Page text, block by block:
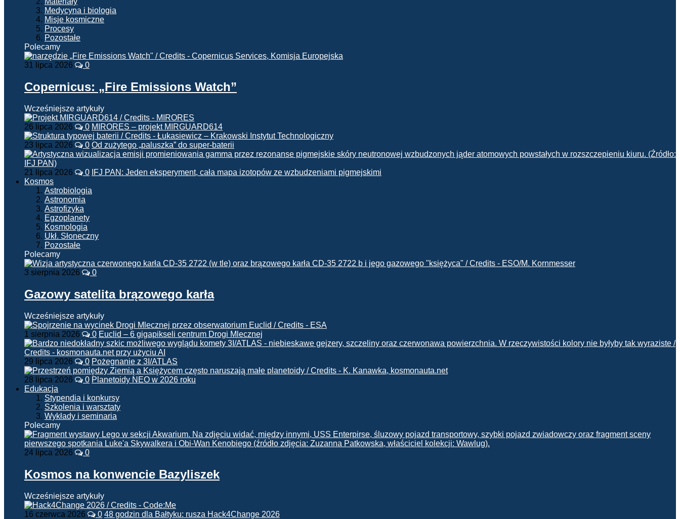
Medycyna i biologia
Misje kosmiczne
Procesy
Pozostałe
Polecamy
31 lipca 2026 0
Copernicus: „Fire Emissions Watch”
Wcześniejsze artykuły
26 lipca 2026 0 MIRORES – projekt MIRGUARD614
23 lipca 2026 0 Od zużytego „paluszka” do super-baterii
21 lipca 2026 0 IFJ PAN: Jeden eksperyment, cała mapa izotopów ze wzbudzeniami pigmejskimi
Kosmos
Astrobiologia
Astronomia
Astrofizyka
Egzoplanety
Kosmologia
Ukł. Słoneczny
Pozostałe
Polecamy
3 sierpnia 2026 0
Gazowy satelita brązowego karła
Wcześniejsze artykuły
1 sierpnia 2026 0 Euclid – 6 gigapikseli centrum Drogi Mlecznej
29 lipca 2026 0 Pożegnanie z 3I/ATLAS
28 lipca 2026 0 Planetoidy NEO w 2026 roku
Edukacja
Stypendia i konkursy
Szkolenia i warsztaty
Wykłady i seminaria
Polecamy
24 lipca 2026 0
Kosmos na konwencie Bazyliszek
Wcześniejsze artykuły
16 czerwca 2026 0 48 godzin dla Bałtyku: rusza Hack4Change 2026